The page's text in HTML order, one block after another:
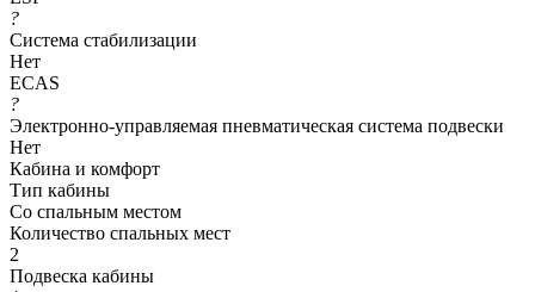
?
Система стабилизации
Нет
ECAS
?
Электронно-управляемая пневматическая система подвески
Нет
Кабина и комфорт
Тип кабины
Со спальным местом
Количество спальных мест
2
Подвеска кабины